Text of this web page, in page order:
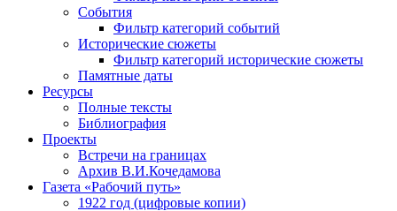
События
Фильтр категорий событий
Исторические сюжеты
Фильтр категорий исторические сюжеты
Памятные даты
Ресурсы
Полные тексты
Библиография
Проекты
Встречи на границах
Архив В.И.Кочедамова
Газета «Рабочий путь»
1922 год (цифровые копии)